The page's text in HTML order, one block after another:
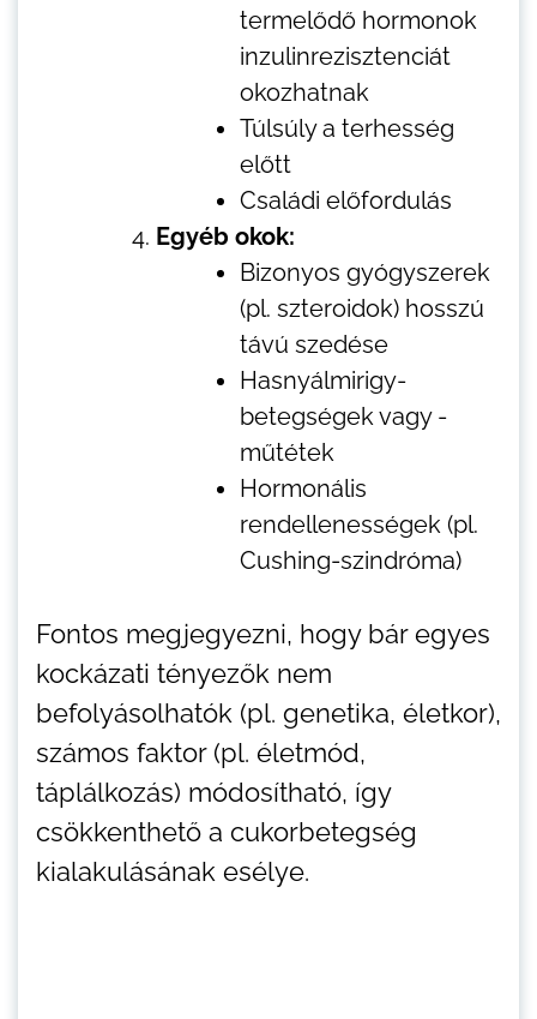
termelődő hormonok
inzulinrezisztenciát
okozhatnak
Túlsúly a terhesség
előtt
Családi előfordulás
Egyéb okok:
Bizonyos gyógyszerek
(pl. szteroidok) hosszú
távú szedése
Hasnyálmirigy-
betegségek vagy -
műtétek
Hormonális
rendellenességek (pl.
Cushing-szindróma)
Fontos megjegyezni, hogy bár egyes
kockázati tényezők nem
befolyásolhatók (pl. genetika, életkor),
számos faktor (pl. életmód,
táplálkozás) módosítható, így
csökkenthető a cukorbetegség
kialakulásának esélye.